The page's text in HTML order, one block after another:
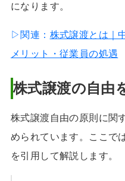
になります。
▷関連： 株式譲渡とは｜
メリット・従業員の処遇
株式譲渡の自由
株式譲渡自由の原則に関
められています。ここで
を引用して解説します。